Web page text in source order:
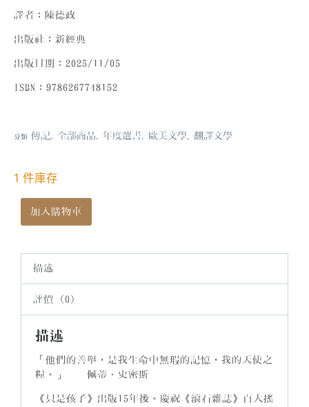
譯者：陳德政
出版社：新經典
出版日期：2025/11/05
ISBN：9786267748152
分類 傳記, 全部商品, 年度選書, 歐美文學, 翻譯文學
1 件庫存
加入購物車
描述
評價 (0)
描述
「他們的善舉，是我生命中無瑕的記憶，我的天使之
糧。」──佩蒂．史密斯
《只是孩子》出版15年後、慶祝《滾石雜誌》百大搖